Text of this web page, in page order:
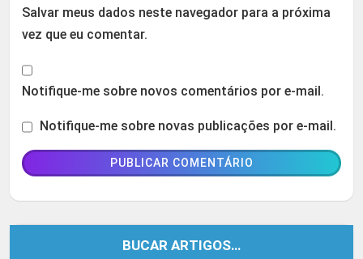
Salvar meus dados neste navegador para a próxima
vez que eu comentar.
Notifique-me sobre novos comentários por e-mail.
Notifique-me sobre novas publicações por e-mail.
BUCAR ARTIGOS…